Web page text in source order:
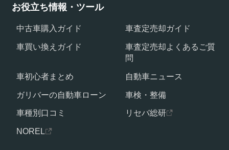
お役立ち情報・ツール
中古車購入ガイド
車査定売却ガイド
車買い換えガイド
車査定売却よくあるご質
問
車初心者まとめ
自動車ニュース
ガリバーの自動車ローン
車検・整備
車種別口コミ
リセバ総研
NOREL